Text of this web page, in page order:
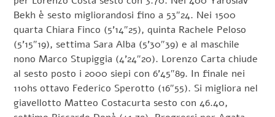
Bekh è sesto migliorandosi fino a 53″24. Nei 1500
quarta Chiara Finco (5’14″25), quinta Rachele Peloso
(5’15″19), settima Sara Alba (5’30″39) e al maschile
nono Marco Stupiggia (4’24″20). Lorenzo Carta chiude
al sesto posto i 2000 siepi con 6’45″89. In finale nei
110hs ottavo Federico Sperotto (16″55). Si migliora nel
giavellotto Matteo Costacurta sesto con 46.40,